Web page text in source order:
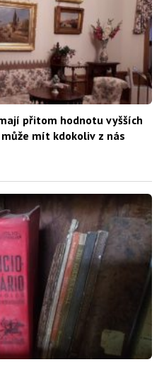
přitom hodnotu vyšších
mít kdokoliv z nás